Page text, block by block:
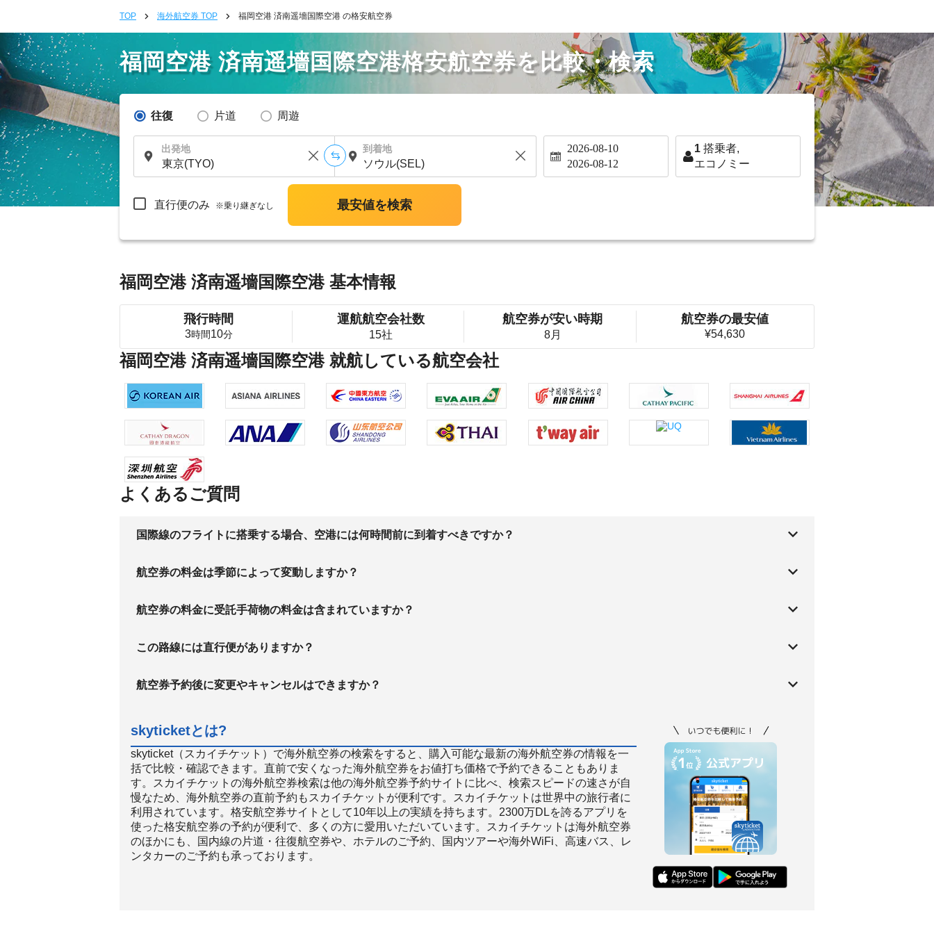
TOP 海外航空券 TOP 福岡空港 済南遥墻国際空港 の格安航空券
福岡空港 済南遥墻国際空港格安航空券を比較・検索
往復 片道 周遊
出発地 到着地 2026-08-10
2026-08-12
1 搭乗者,
エコノミー
直行便のみ ※乗り継ぎなし 最安値を検索
福岡空港 済南遥墻国際空港 基本情報
飛行時間
3時間10分
運航航空会社数
15社
航空券が安い時期
8月
航空券の最安値
¥54,630
福岡空港 済南遥墻国際空港 就航している航空会社
よくあるご質問
国際線のフライトに搭乗する場合、空港には何時間前に到着すべきですか？
航空券の料金は季節によって変動しますか？
航空券の料金に受託手荷物の料金は含まれていますか？
この路線には直行便がありますか？
航空券予約後に変更やキャンセルはできますか？
skyticketとは?
skyticket（スカイチケット）で海外航空券の検索をすると、購入可能な最新の海外航空券の情報を一
括で比較・確認できます。直前で安くなった海外航空券をお値打ち価格で予約できることもありま
す。スカイチケットの海外航空券検索は他の海外航空券予約サイトに比べ、検索スピードの速さが自
慢なため、海外航空券の直前予約もスカイチケットが便利です。スカイチケットは世界中の旅行者に
利用されています。格安航空券サイトとして10年以上の実績を持ちます。2300万DLを誇るアプリを
使った格安航空券の予約が便利で、多くの方に愛用いただいています。スカイチケットは海外航空券
のほかにも、国内線の片道・往復航空券や、ホテルのご予約、国内ツアーや海外WiFi、高速バス、レ
ンタカーのご予約も承っております。